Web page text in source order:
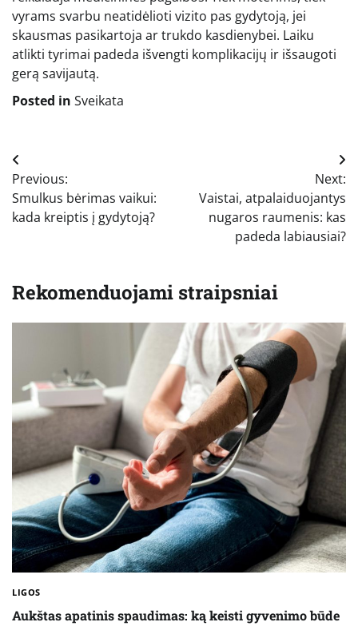
vyrams svarbu neatidėlioti vizito pas gydytoją, jei
skausmas pasikartoja ar trukdo kasdienybei. Laiku
atlikti tyrimai padeda išvengti komplikacijų ir išsaugoti
gerą savijautą.
Posted in Sveikata
Navigacija
tarp
įrašų
Previous:
Smulkus bėrimas vaikui:
kada kreiptis į gydytoją?
Next:
Vaistai, atpalaiduojantys
nugaros raumenis: kas
padeda labiausiai?
Rekomenduojami straipsniai
LIGOS
Aukštas apatinis spaudimas: ką keisti gyvenimo būde